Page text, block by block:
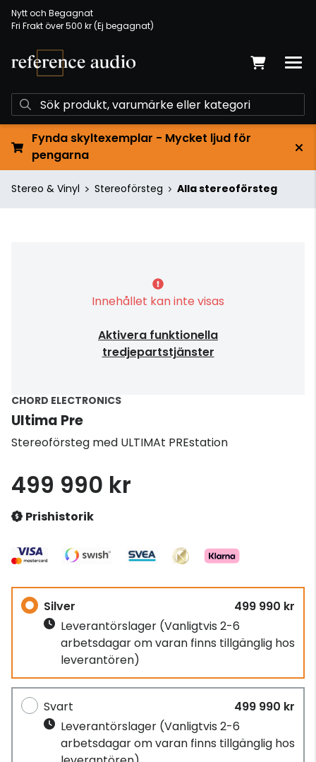
Nytt och Begagnat
Fri Frakt över 500 kr (Ej begagnat)
Fynda skyltexemplar - Mycket ljud för
pengarna
Stereo & Vinyl Stereoförsteg Alla stereoförsteg
Innehållet kan inte visas
Aktivera funktionella
tredjepartstjänster
CHORD ELECTRONICS
Ultima Pre
Stereoförsteg med ULTIMAt PREstation
499 990 kr
Prishistorik
Silver
499 990 kr
Leverantörslager (Vanligtvis 2-6
arbetsdagar om varan finns tillgänglig hos
leverantören)
Svart
499 990 kr
Leverantörslager (Vanligtvis 2-6
arbetsdagar om varan finns tillgänglig hos